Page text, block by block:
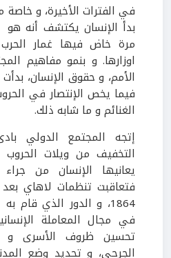
في الفترات الأخيرة، و خاصة
بدأ الإنسان يكتشف أنه
مرة خاض فيها غمار
اوزارها. و بنمو مفاهيم
الأمم، و حقوق الإنسان،
فيما يخص الإنتصار في
الغنائم و ما شابه ذلك.
إتجه المجتمع الدولي
التخفيف من ويلات
يعانيها الإنسان من
فتعاقبت تنظمات لاهاي
1864، و الدور الذي قام
في مجال المعاملة
تحسين ظروف الأسرى و
الجرحى، و تحديد وضع